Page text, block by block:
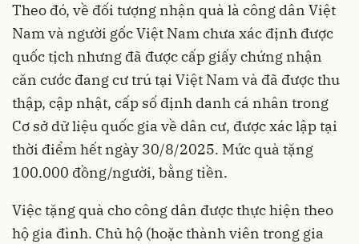
Theo đó, về đối tượng nhận quà là công dân Việt
Nam và người gốc Việt Nam chưa xác định được
quốc tịch nhưng đã được cấp giấy chứng nhận
căn cước đang cư trú tại Việt Nam và đã được thu
thập, cập nhật, cấp số định danh cá nhân trong
Cơ sở dữ liệu quốc gia về dân cư, được xác lập tại
thời điểm hết ngày 30/8/2025. Mức quà tặng
100.000 đồng/người, bằng tiền.
Việc tặng quà cho công dân được thực hiện theo
hộ gia đình. Chủ hộ (hoặc thành viên trong gia